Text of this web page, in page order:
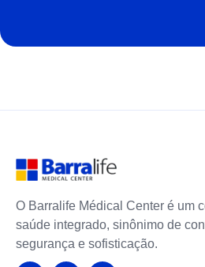
O Barralife Médical Center é um
saúde integrado, sinônimo de
segurança e sofisticação.